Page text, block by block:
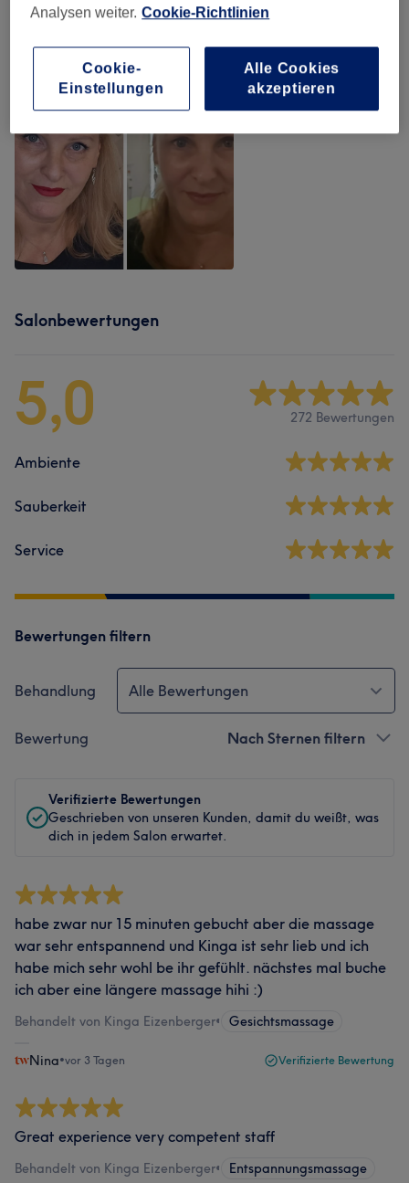
Salonbewertungen
5,0 272 Bewertungen
Ambiente
Sauberkeit
Service
Bewertungen filtern
Behandlung Alle Bewertungen
Bewertung Nach Sternen filtern
Verifizierte Bewertungen
Geschrieben von unseren Kunden, damit du weißt, was
dich in jedem Salon erwartet.
habe zwar nur 15 minuten gebucht aber die massage
war sehr entspannend und Kinga ist sehr lieb und ich
habe mich sehr wohl be ihr gefühlt. nächstes mal buche
ich aber eine längere massage hihi :)
Behandelt von Kinga Eizenberger• Gesichtsmassage
Nina•vor 3 Tagen Verifizierte Bewertung
Great experience very competent staff
Behandelt von Kinga Eizenberger• Entspannungsmassage
Analysen weiter. Cookie-Richtlinien
Cookie-
Einstellungen
Alle Cookies
akzeptieren